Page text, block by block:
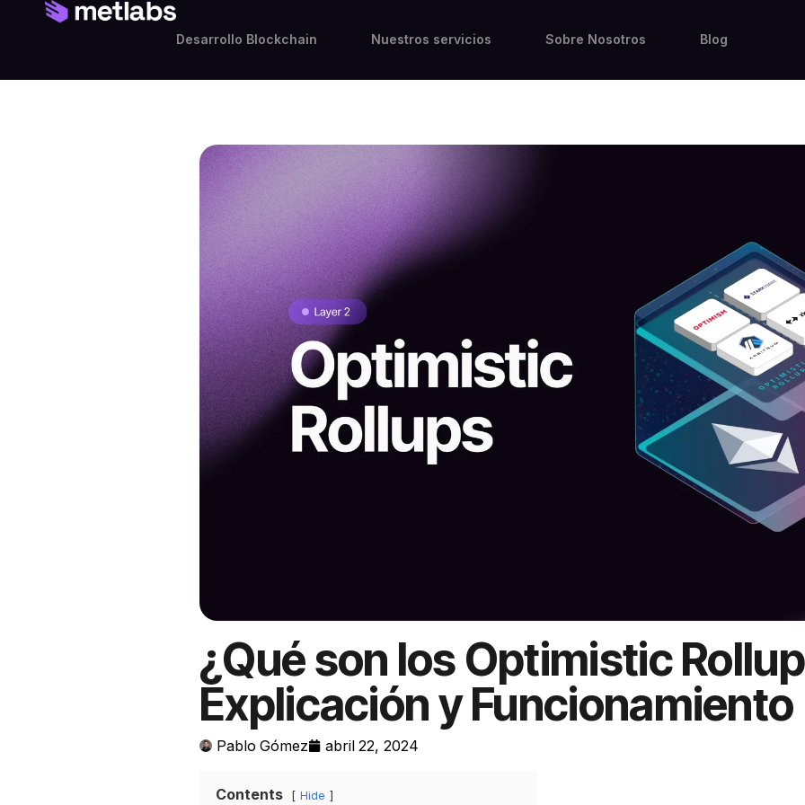
Desarrollo Blockchain Nuestros servicios Sobre Nosotros Blog
¿Qué son los Optimistic
Explicación y Funcionamiento
Pablo Gómez abril 22, 2024
Contents Hide